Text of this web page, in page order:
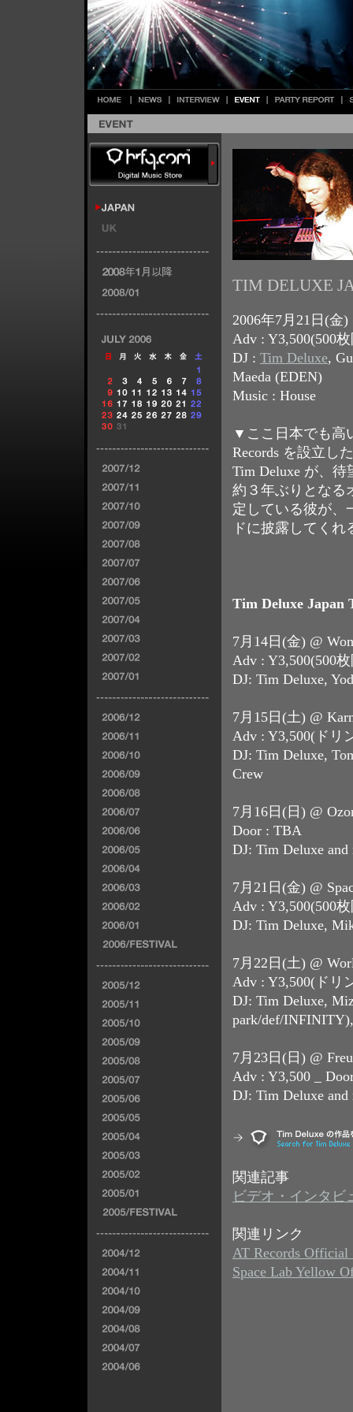
TIM DELUXE
2006年7月21日(金)
Adv : Y3,500(500
DJ : Tim Deluxe,
Maeda (EDEN)
Music : House
▼ここ日本でも高
Records を設立し
Tim Deluxe が、
約３年ぶりとなる
定している彼が、
ドに披露してくれ
Tim Deluxe Japan
7月14日(金) @
Adv : Y3,500(500
DJ: Tim Deluxe,
7月15日(土) @
Adv : Y3,500(ドリ
DJ: Tim Deluxe,
Crew
7月16日(日) @
Door : TBA
DJ: Tim Deluxe
7月21日(金) @
Adv : Y3,500(500
DJ: Tim Deluxe,
7月22日(土) @
Adv : Y3,500(ドリ
DJ: Tim Deluxe,
park/def/
7月23日(日) @
Adv : Y3,500 _
DJ: Tim Deluxe and
関連記事
ビデオ・インタビ
関連リンク
AT Records Official
Space Lab Yellow